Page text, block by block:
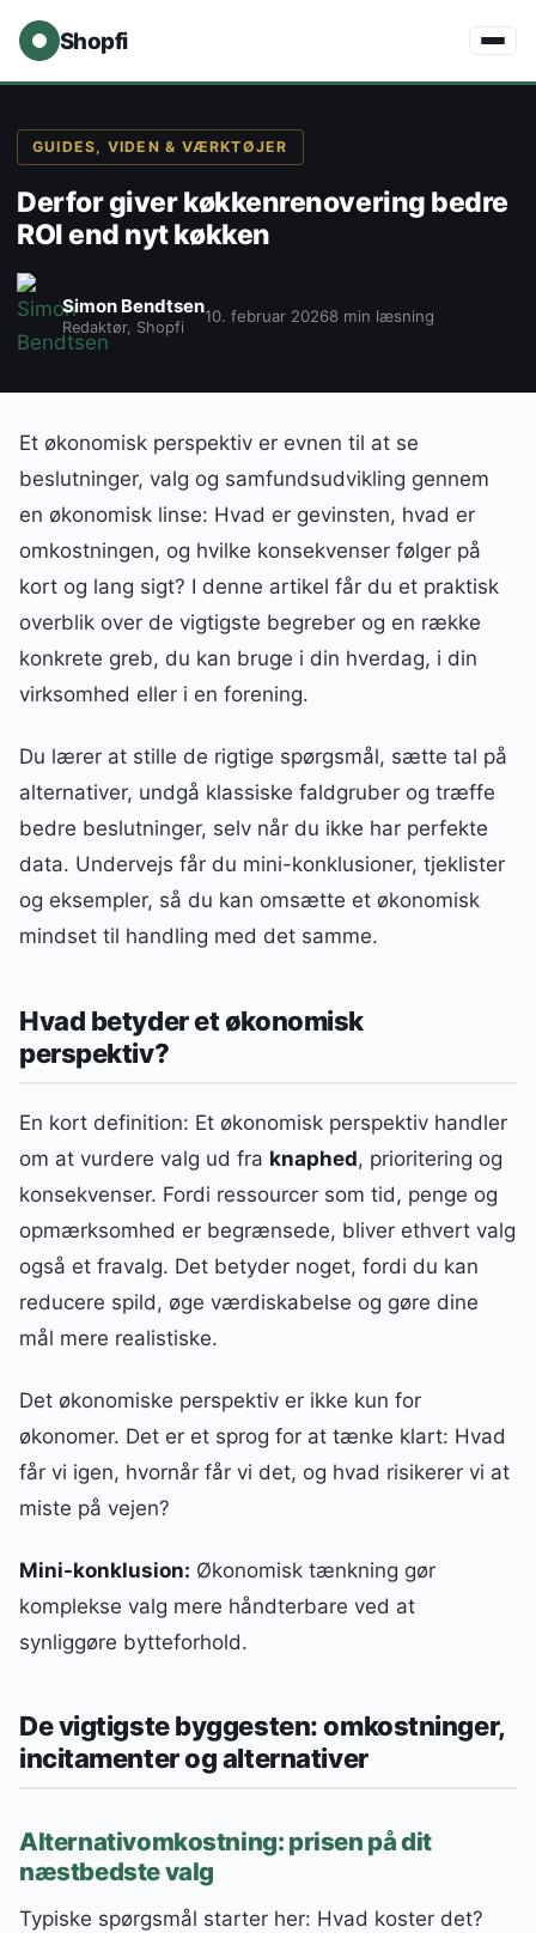
Shopfi
GUIDES, VIDEN & VÆRKTØJER
Derfor giver køkkenrenovering bedre
ROI end nyt køkken
Simon Bendtsen
Redaktør, Shopfi
10. februar 20268 min læsning
Et økonomisk perspektiv er evnen til at se
beslutninger, valg og samfundsudvikling gennem
en økonomisk linse: Hvad er gevinsten, hvad er
omkostningen, og hvilke konsekvenser følger på
kort og lang sigt? I denne artikel får du et praktisk
overblik over de vigtigste begreber og en række
konkrete greb, du kan bruge i din hverdag, i din
virksomhed eller i en forening.
Du lærer at stille de rigtige spørgsmål, sætte tal på
alternativer, undgå klassiske faldgruber og træffe
bedre beslutninger, selv når du ikke har perfekte
data. Undervejs får du mini-konklusioner, tjeklister
og eksempler, så du kan omsætte et økonomisk
mindset til handling med det samme.
Hvad betyder et økonomisk
perspektiv?
En kort definition: Et økonomisk perspektiv handler
om at vurdere valg ud fra knaphed, prioritering og
konsekvenser. Fordi ressourcer som tid, penge og
opmærksomhed er begrænsede, bliver ethvert valg
også et fravalg. Det betyder noget, fordi du kan
reducere spild, øge værdiskabelse og gøre dine
mål mere realistiske.
Det økonomiske perspektiv er ikke kun for
økonomer. Det er et sprog for at tænke klart: Hvad
får vi igen, hvornår får vi det, og hvad risikerer vi at
miste på vejen?
Mini-konklusion: Økonomisk tænkning gør
komplekse valg mere håndterbare ved at
synliggøre bytteforhold.
De vigtigste byggesten: omkostninger,
incitamenter og alternativer
Alternativomkostning: prisen på dit
næstbedste valg
Typiske spørgsmål starter her: Hvad koster det?